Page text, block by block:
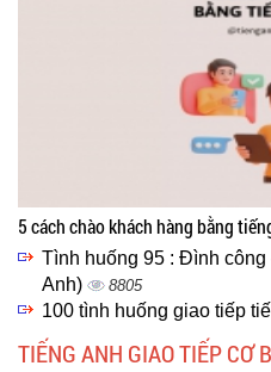
5 cách chào khách hàng bằng
Tình huống 95 : Đình công
Anh)
8805
100 tình huống giao tiếp
TIẾNG ANH GIAO TIẾP CƠ